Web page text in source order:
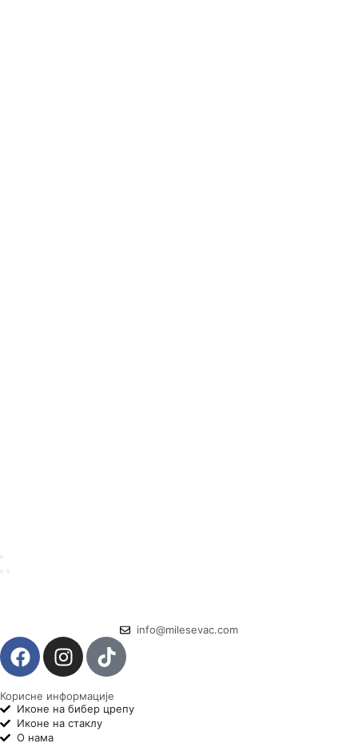
info@milesevac.com
Корисне информације
Иконе на бибер црепу
Иконе на стаклу
О нама